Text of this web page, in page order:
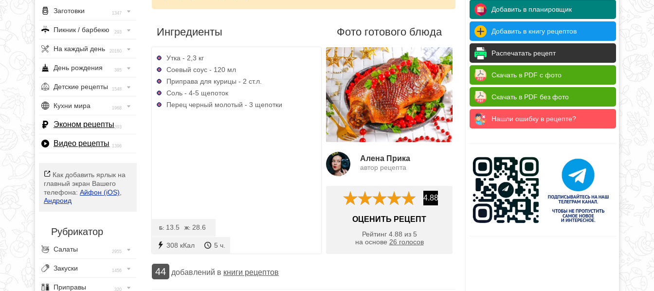
Заготовки 1347
Пикник / барбекю 293
На каждый день 20160
День рождения 385
Детские рецепты 1548
Кухни мира 1968
Эконом рецепты393
Видео рецепты 1396
Как добавить ярлык на
главный экран Вашего
телефона: Айфон (iOS)
Андроид
Рубрикатор
Салаты 2955
Закуски 1456
Приправы 320
Ингредиенты
Утка - 2,3 кг
Соевый соус - 120 мл
Приправа для курицы - 2 ст.л.
Соль - 4-5 щепоток
Перец черный молотый - 3 щепотки
308 кКал 5 ч.
Б: 13.5 Ж: 28.6
Фото готового блюда
Алена Прика
автор рецепта
4.88
ОЦЕНИТЬ РЕЦЕПТ
Рейтинг 4.88 из 5
на основе 26 голосов
44 добавлений в книги рецептов
Добавить в планировщик
Добавить в книгу рецептов
Распечатать рецепт
Скачать в PDF с фото
Скачать в PDF без фото
Нашли ошибку в рецепте?